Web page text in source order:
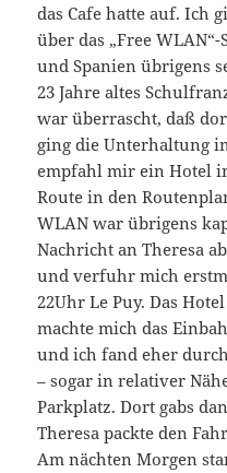
das Cafe hatte auf. Ich
über das „Free
und Spanien übrigens
23 Jahre altes
war überrascht, daß
ging die Unterhaltung
empfahl mir ein Hotel
Route in den
WLAN war übrigens
Nachricht an Theresa
und verfuhr mich
22Uhr Le Puy. Das
machte mich das
und ich fand eher
– sogar in relativer
Parkplatz. Dort gabs
Theresa packte den
Am nächten Morgen